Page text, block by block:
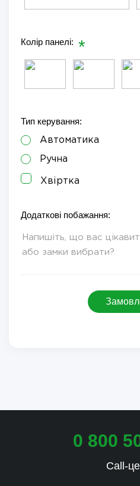
Колір панелі:
Тип керування:
Автоматика
Ручна
Хвіртка
Додаткові побажання:
0 800
Call-